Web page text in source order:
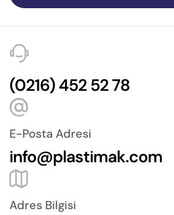
(0216) 452 52 78
E-Posta Adresi
info@plastimak.com
Adres Bilgisi